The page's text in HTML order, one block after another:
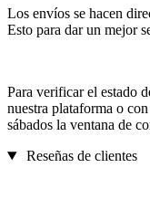
Los envíos se hacen
Esto para dar un mejor
Para verificar el estado
nuestra plataforma o
sábados la ventana de
Reseñas de clientes